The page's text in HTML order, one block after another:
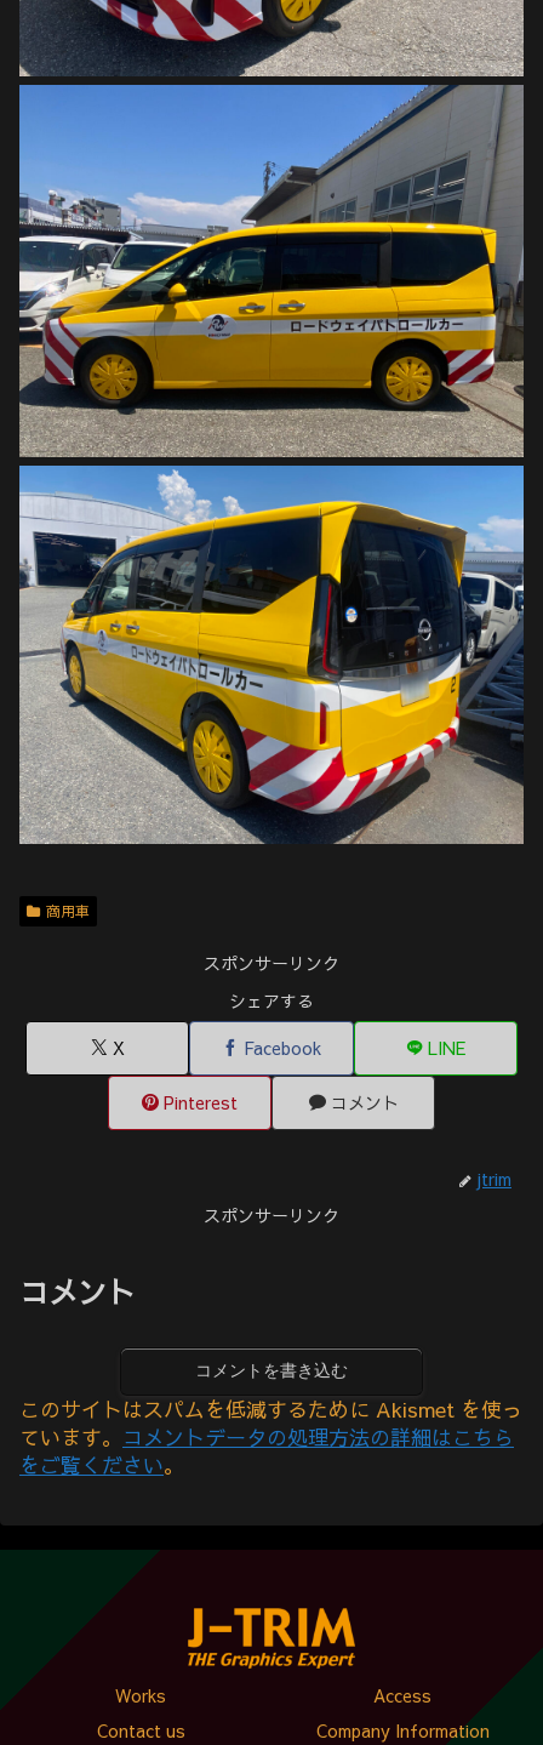
商用車
スポンサーリンク
シェアする
X
Facebook LINE
Pinterest コメント
jtrim
スポンサーリンク
コメント
コメントを書き込む
このサイトはスパムを低減するために Akismet を使っ
ています。 コメントデータの処理方法の詳細はこちら
をご覧ください。
Works
Access
Contact us
Company Information